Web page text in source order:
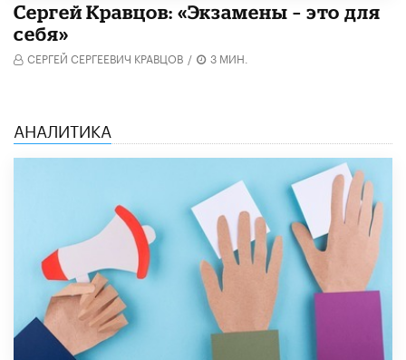
Сергей Кравцов: «Экзамены – это для
себя»
СЕРГЕЙ СЕРГЕЕВИЧ КРАВЦОВ / 3 МИН.
АНАЛИТИКА